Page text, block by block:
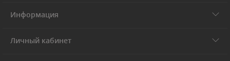
Информация
Личный кабинет